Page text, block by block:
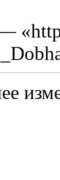
«